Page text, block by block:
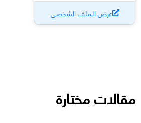
عرض الملف الشخصي
مقالات مختارة